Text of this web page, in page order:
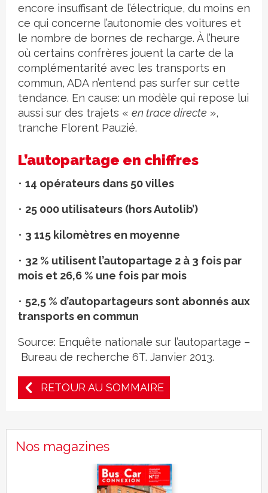
encore insuffisant de l’électrique, du moins en
ce qui concerne l’autonomie des voitures et
le nombre de bornes de recharge. À l’heure
où certains confrères jouent la carte de la
complémentarité avec les transports en
commun, ADA n’entend pas surfer sur cette
tendance. En cause: un modèle qui repose lui
aussi sur des trajets « en trace directe »,
tranche Florent Pauzié.
L’autopartage en chiffres
• 14 opérateurs dans 50 villes
• 25 000 utilisateurs (hors Autolib’)
• 3 115 kilomètres en moyenne
• 32 % utilisent l’autopartage 2 à 3 fois par
mois et 26,6 % une fois par mois
• 52,5 % d’autopartageurs sont abonnés aux
transports en commun
Source: Enquête nationale sur l’autopartage –
Bureau de recherche 6T. Janvier 2013.
RETOUR AU SOMMAIRE
Nos magazines